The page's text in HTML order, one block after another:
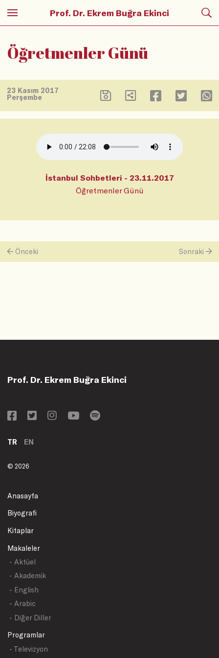
Prof. Dr. Ekrem Buğra Ekinci
Öğretmenler Günü
İstanbul Sohbetleri - 23.11.2017
Öğretmenler Günü
23 Kasım 2017
Perşembe
Önceki Sonraki
Prof. Dr. Ekrem Buğra Ekinci
TR EN
© 2026
Anasayfa
Biyografi
Kitaplar
Makaleler
- Aktüel
- Akademik
- English
- Arabic
- Diğer Diller
Programlar
- Televizyon